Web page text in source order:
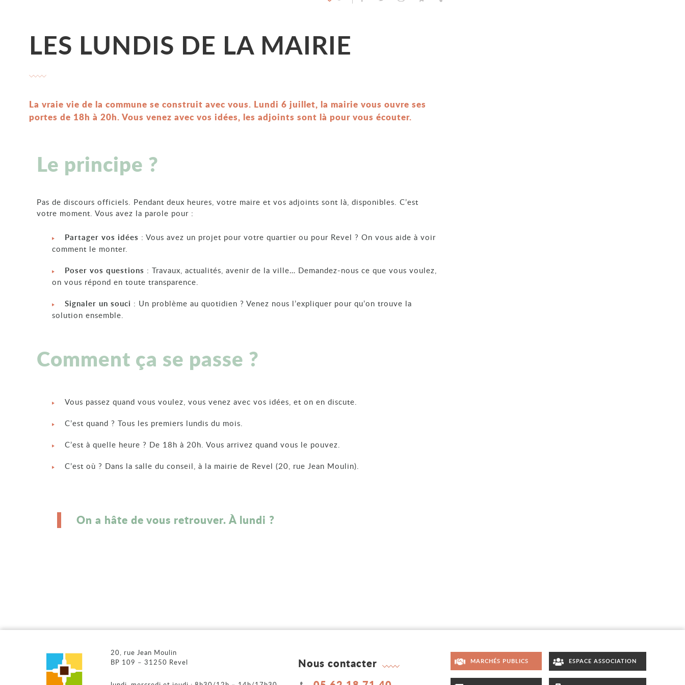
LES LUNDIS DE LA MAIRIE
La vraie vie de la commune se construit avec vous. Lundi 6 juillet, la mairie vous ouvre ses
portes de 18h à 20h. Vous venez avec vos idées, les adjoints sont là pour vous écouter.
Le principe ?
Pas de discours officiels. Pendant deux heures, votre maire et vos adjoints sont là, disponibles. C’est
votre moment. Vous avez la parole pour :
Partager vos idées : Vous avez un projet pour votre quartier ou pour Revel ? On vous aide à voir
comment le monter.
Poser vos questions : Travaux, actualités, avenir de la ville… Demandez-nous ce que vous voulez,
on vous répond en toute transparence.
Signaler un souci : Un problème au quotidien ? Venez nous l’expliquer pour qu’on trouve la
solution ensemble.
Comment ça se passe ?
Vous passez quand vous voulez, vous venez avec vos idées, et on en discute.
C’est quand ? Tous les premiers lundis du mois.
C’est à quelle heure ? De 18h à 20h. Vous arrivez quand vous le pouvez.
C’est où ? Dans la salle du conseil, à la mairie de Revel (20, rue Jean Moulin).
On a hâte de vous retrouver. À lundi ?
20, rue Jean Moulin
BP 109 – 31250 Revel
Nous contacter
MARCHÉS PUBLICS ESPACE ASSOCIATION